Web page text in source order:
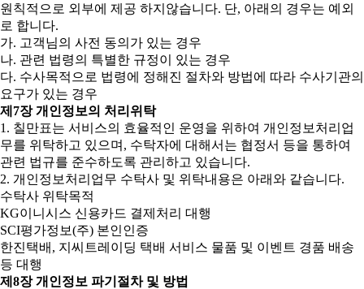
원칙적으로 외부에 제공 하지않습니다. 단, 아래의 경우는 예외
로 합니다.
가. 고객님의 사전 동의가 있는 경우
나. 관련 법령의 특별한 규정이 있는 경우
다. 수사목적으로 법령에 정해진 절차와 방법에 따라 수사기관의
요구가 있는 경우
제7장 개인정보의 처리위탁
1. 칠만표는 서비스의 효율적인 운영을 위하여 개인정보처리업
무를 위탁하고 있으며, 수탁자에 대해서는 협정서 등을 통하여
관련 법규를 준수하도록 관리하고 있습니다.
2. 개인정보처리업무 수탁사 및 위탁내용은 아래와 같습니다.
수탁사 위탁목적
KG이니시스 신용카드 결제처리 대행
SCI평가정보(주) 본인인증
한진택배, 지씨트레이딩 택배 서비스 물품 및 이벤트 경품 배송
등 대행
제8장 개인정보 파기절차 및 방법